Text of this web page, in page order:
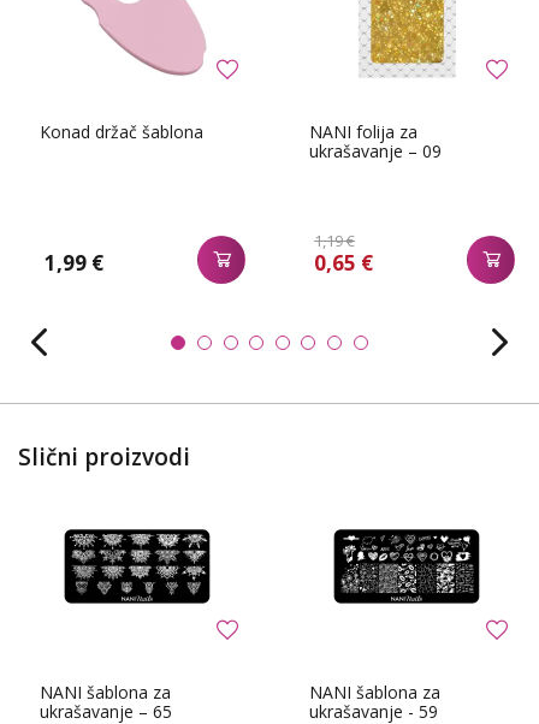
Konad držač šablona
1,99 €
NANI folija za
ukrašavanje – 09
1,19 €
0,65 €
Slični proizvodi
NANI šablona za
ukrašavanje – 65
NANI šablona za
ukrašavanje - 59